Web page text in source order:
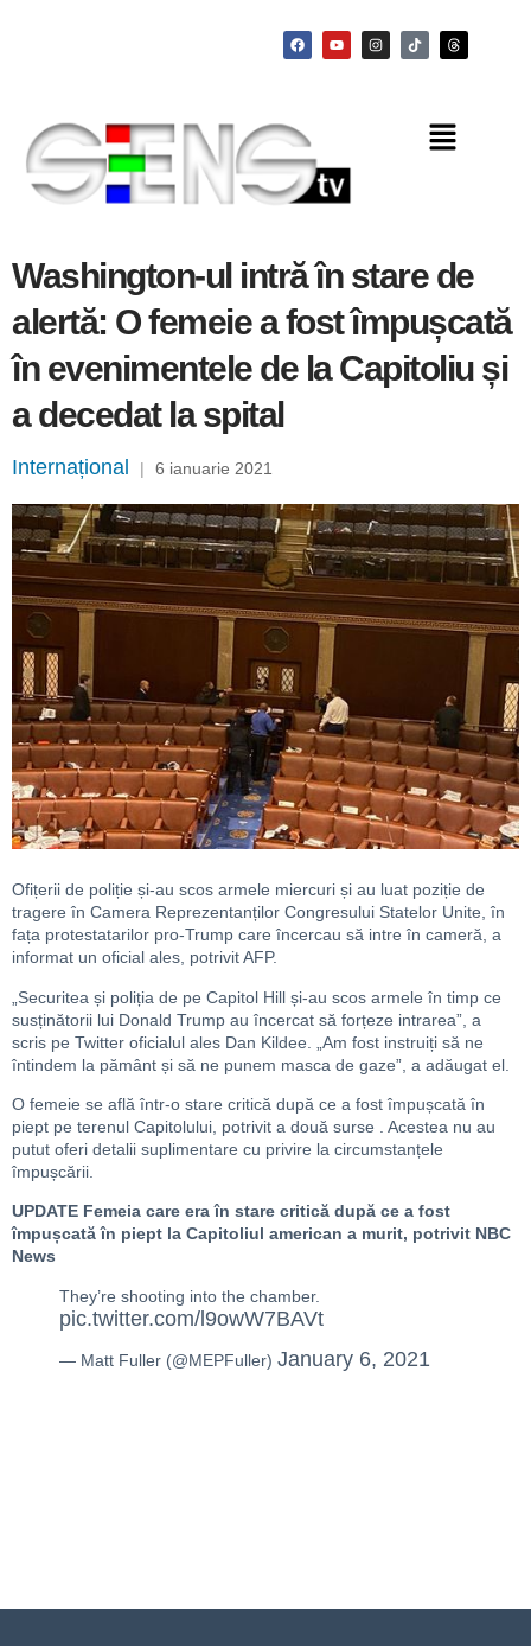
Washington-ul intră în stare de
alertă: O femeie a fost împușcată
în evenimentele de la Capitoliu și
a decedat la spital
Internațional | 6 ianuarie 2021
Ofițerii de poliție și-au scos armele miercuri și au luat poziție de
tragere în Camera Reprezentanților Congresului Statelor Unite, în
fața protestatarilor pro-Trump care încercau să intre în cameră, a
informat un oficial ales, potrivit AFP.
„Securitea și poliția de pe Capitol Hill și-au scos armele în timp ce
susținătorii lui Donald Trump au încercat să forțeze intrarea”, a
scris pe Twitter oficialul ales Dan Kildee. „Am fost instruiți să ne
întindem la pământ și să ne punem masca de gaze”, a adăugat el.
O femeie se află într-o stare critică după ce a fost împușcată în
piept pe terenul Capitolului, potrivit a două surse .
Acestea nu au
putut oferi detalii suplimentare cu privire la circumstanțele
împușcării.
UPDATE Femeia care era în stare critică după ce a fost
împușcată în piept la Capitoliul american a murit, potrivit NBC
News
They’re shooting into the chamber.
pic.twitter.com/l9owW7BAVt
— Matt Fuller (@MEPFuller) January 6, 2021